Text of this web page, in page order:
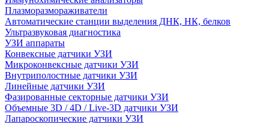
Плазморазмораживатели
Автоматические станции выделения ДНК, НК, белков
Ультразвуковая диагностика
УЗИ аппараты
Конвексные датчики УЗИ
Микроконвексные датчики УЗИ
Внутриполостные датчики УЗИ
Линейные датчики УЗИ
Фазированные секторные датчики УЗИ
Объемные 3D / 4D / Live-3D датчики УЗИ
Лапароскопические датчики УЗИ